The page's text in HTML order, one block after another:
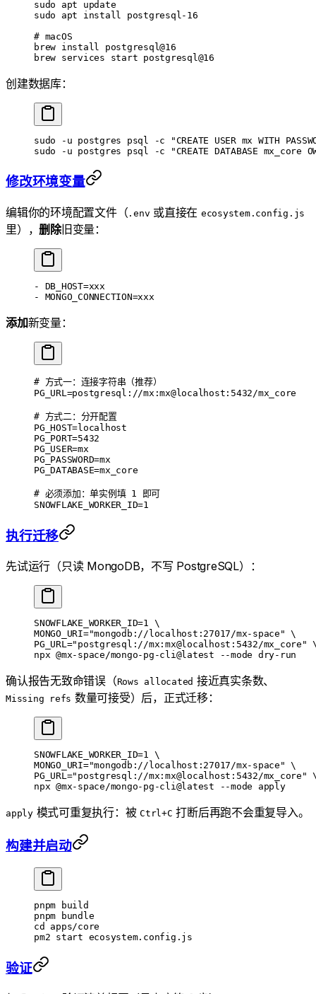
sudo apt update
sudo apt install
postgresql-16
# macOS
brew install
postgresql@16
brew services start postgresql@16
创建数据库：
sudo -u postgres psql -c "CREATE USER mx WITH
sudo -u postgres psql -c "CREATE DATABASE mx_core
修改环境变量
编辑你的环境配置文件（ .env 或直接在 ecosystem.config.js
里），删除旧变量：
- DB_HOST=xxx
- MONGO_CONNECTION=xxx
添加新变量：
# 方式一：连接字符串（推荐）
PG_URL=postgresql://mx:mx@localhost:5432/mx_core
# 方式二：分开配置
PG_HOST=localhost
PG_PORT=5432
PG_USER=mx
PG_PASSWORD=mx
PG_DATABASE=mx_core
# 必须添加：单实例填 1 即可
SNOWFLAKE_WORKER_ID=1
执行迁移
先试运行（只读 MongoDB，不写 PostgreSQL）：
SNOWFLAKE_WORKER_ID=1 \
MONGO_URI="mongodb://localhost:27017/mx-space" \
PG_URL="postgresql://mx:mx@localhost:5432/mx_core"
npx @mx-space/mongo-pg-cli@latest --mode dry-run
确认报告无致命错误（Rows allocated 接近真实条数、
Missing refs 数量可接受）后，正式迁移：
SNOWFLAKE_WORKER_ID=1 \
MONGO_URI="mongodb://localhost:27017/mx-space" \
PG_URL="postgresql://mx:mx@localhost:5432/mx_core"
npx @mx-space/mongo-pg-cli@latest --mode apply
apply模式可重复执行：被 Ctrl+C 打断后再跑不会重复导入。
构建并启动
pnpm build
pnpm bundle
cd apps/core
pm2 start ecosystem.config.js
验证